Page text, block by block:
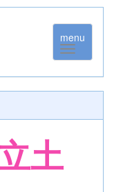
menu
土